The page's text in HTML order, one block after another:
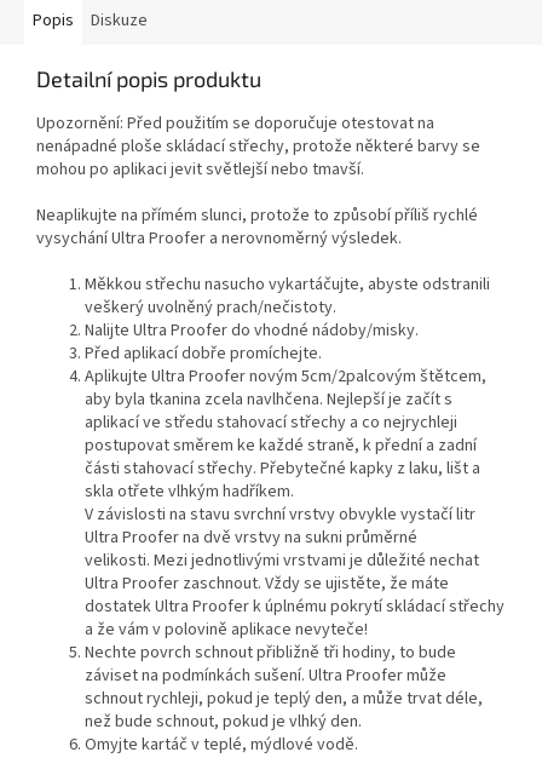
Popis Diskuze
Detailní popis produktu
Upozornění: Před použitím se doporučuje otestovat na
nenápadné ploše skládací střechy, protože některé barvy se
mohou po aplikaci jevit světlejší nebo tmavší.
Neaplikujte na přímém slunci, protože to způsobí příliš rychlé
vysychání Ultra Proofer a nerovnoměrný výsledek.
Měkkou střechu nasucho vykartáčujte, abyste odstranili
veškerý uvolněný prach/nečistoty.
Nalijte Ultra Proofer do vhodné nádoby/misky.
Před aplikací dobře promíchejte.
Aplikujte Ultra Proofer novým 5cm/2palcovým štětcem,
aby byla tkanina zcela navlhčena. Nejlepší je začít s
aplikací ve středu stahovací střechy a co nejrychleji
postupovat směrem ke každé straně, k přední a zadní
části stahovací střechy. Přebytečné kapky z laku, lišt a
skla otřete vlhkým hadříkem.
V závislosti na stavu svrchní vrstvy obvykle vystačí litr
Ultra Proofer na dvě vrstvy na sukni průměrné
velikosti. Mezi jednotlivými vrstvami je důležité nechat
Ultra Proofer zaschnout. Vždy se ujistěte, že máte
dostatek Ultra Proofer k úplnému pokrytí skládací střechy
a že vám v polovině aplikace nevyteče!
Nechte povrch schnout přibližně tři hodiny, to bude
záviset na podmínkách sušení. Ultra Proofer může
schnout rychleji, pokud je teplý den, a může trvat déle,
než bude schnout, pokud je vlhký den.
Omyjte kartáč v teplé, mýdlové vodě.